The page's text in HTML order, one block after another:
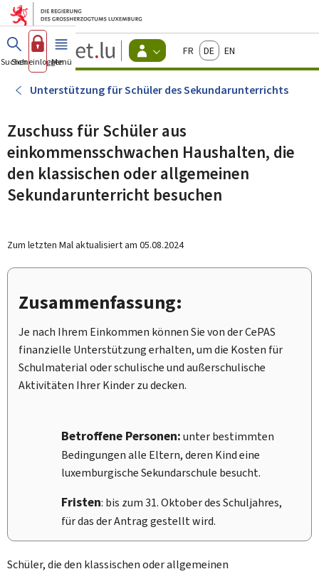
Zum Hauptmenü
Zum Inhalt
Guichet.lu
Changer
d'espace
-
Menu
actif
FrançaisDeutschEnglish
Suchen
Sich einloggen
Menü Haupt-
Unterstützung für Schüler des Sekundarunterrichts
Zuschuss für Schüler aus
einkommensschwachen Haushalten, die
den klassischen oder allgemeinen
Sekundarunterricht besuchen
Zum letzten Mal aktualisiert am 05.08.2024
Zusammenfassung:
Je nach Ihrem Einkommen können Sie von der CePAS
finanzielle Unterstützung erhalten, um die Kosten für
Schulmaterial oder schulische und außerschulische
Aktivitäten Ihrer Kinder zu decken.
Betroffene Personen:unter bestimmten
Bedingungen alle Eltern, deren Kind eine
luxemburgische Sekundarschule besucht.
Fristen: bis zum 31. Oktober des Schuljahres,
für das der Antrag gestellt wird.
Schüler, die den klassischen oder allgemeinen